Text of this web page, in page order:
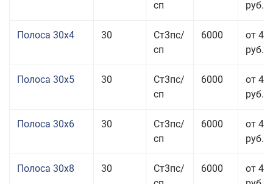
сп руб.
Полоса 30x4 30
Ст3пс/
сп
6000
от 43
руб.
Полоса 30x5 30
Ст3пс/
сп
6000
от 43
руб.
Полоса 30x6 30
Ст3пс/
сп
6000
от 46
руб.
Полоса 30x8 30
Ст3пс/
6000
от 44